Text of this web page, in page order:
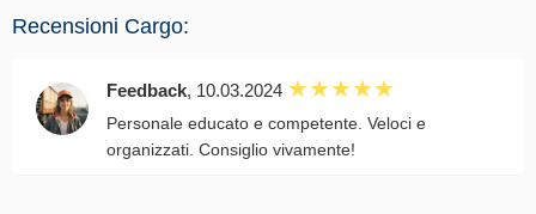
Recensioni Cargo:
Feedback, 10.03.2024
Personale educato e competente. Veloci e
organizzati. Consiglio vivamente!